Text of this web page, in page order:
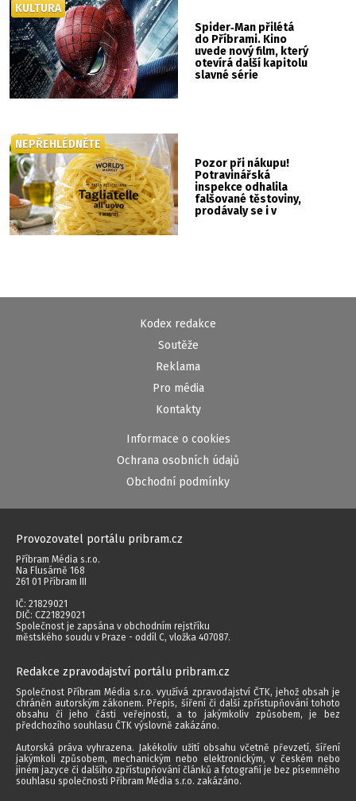
Spider‑Man přilétá
do Příbrami. Kino
uvede nový film, který
otevírá další kapitolu
slavné série
KULTURA
Pozor při nákupu!
Potravinářská
inspekce odhalila
falšované těstoviny,
prodávaly se i v
NEPŘEHLÉDNĚTE
Kodex redakce
Soutěže
Reklama
Pro média
Kontakty
Informace o cookies
Ochrana osobních údajů
Obchodní podmínky
Provozovatel portálu pribram.cz
Příbram Média s.r.o.
Na Flusárně 168
261 01 Příbram III
IČ: 21829021
DIČ: CZ21829021
Společnost je zapsána v obchodním rejstříku
městského soudu v Praze - oddíl C, vložka 407087.
Redakce zpravodajství portálu pribram.cz
Společnost Příbram Média s.r.o. využívá zpravodajství ČTK, jehož obsah je
chráněn autorským zákonem. Přepis, šíření či další zpřístupňování tohoto
obsahu či jeho části veřejnosti, a to jakýmkoliv způsobem, je bez
předchozího souhlasu ČTK výslovně zakázáno.
Autorská práva vyhrazena. Jakékoliv užití obsahu včetně převzetí, šíření
jakýmkoli způsobem, mechanickým nebo elektronickým, v českém nebo
jiném jazyce či dalšího zpřístupňování článků a fotografií je bez písemného
souhlasu společnosti Příbram Média s.r.o. zakázáno.